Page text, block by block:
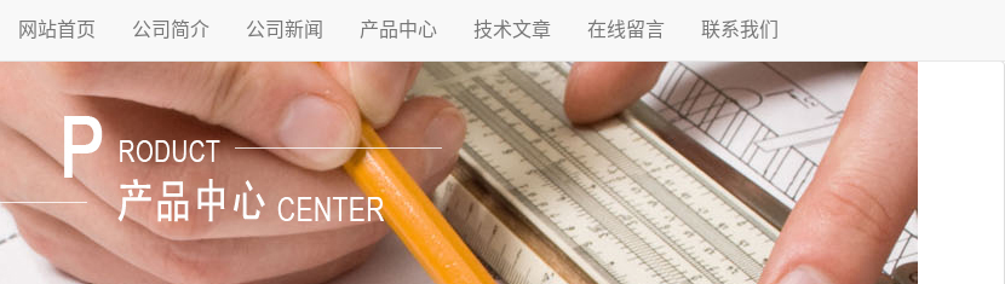
网站首页 公司简介 公司新闻 产品中心 技术文章 在线留言 联系我们